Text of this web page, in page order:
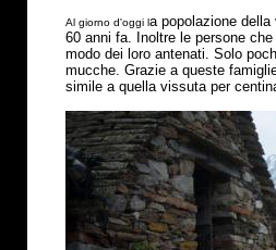
Al giorno d'oggi la popolazione della
60 anni fa. Inoltre le persone
modo dei loro antenati. Solo
mucche. Grazie a queste
simile a quella vissuta per